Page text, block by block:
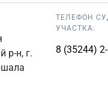
р-н, г.
ТЕЛЕФОН
УЧАСТКА:
8 (35244)